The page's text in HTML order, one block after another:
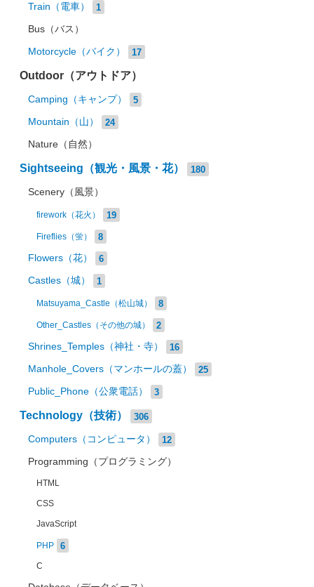
Train（電車） 1
Bus（バス）
Motorcycle（バイク） 17
Outdoor（アウトドア）
Camping（キャンプ） 5
Mountain（山） 24
Nature（自然）
Sightseeing（観光・風景・花） 180
Scenery（風景）
firework（花火） 19
Fireflies（蛍） 8
Flowers（花） 6
Castles（城） 1
Matsuyama_Castle（松山城） 8
Other_Castles（その他の城） 2
Shrines_Temples（神社・寺） 16
Manhole_Covers（マンホールの蓋） 25
Public_Phone（公衆電話） 3
Technology（技術） 306
Computers（コンピュータ） 12
Programming（プログラミング）
HTML
CSS
JavaScript
PHP 6
C